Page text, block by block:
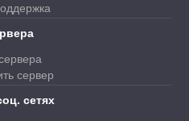
сервер
сетях